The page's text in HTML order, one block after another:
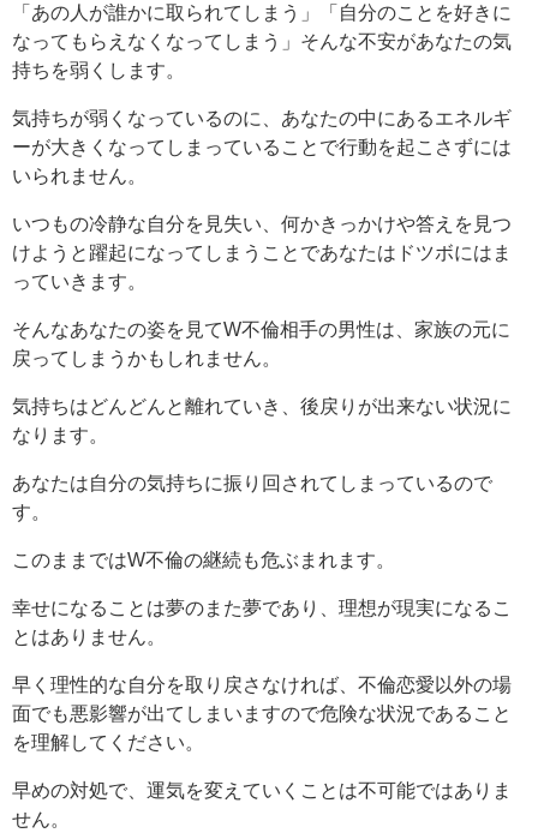
「あの人が誰かに取られてしまう」「自分のことを好きに
なってもらえなくなってしまう」そんな不安があなたの気
持ちを弱くします。
気持ちが弱くなっているのに、あなたの中にあるエネルギ
ーが大きくなってしまっていることで行動を起こさずには
いられません。
いつもの冷静な自分を見失い、何かきっかけや答えを見つ
けようと躍起になってしまうことであなたはドツボにはま
っていきます。
そんなあなたの姿を見てW不倫相手の男性は、家族の元に
戻ってしまうかもしれません。
気持ちはどんどんと離れていき、後戻りが出来ない状況に
なります。
あなたは自分の気持ちに振り回されてしまっているので
す。
このままではW不倫の継続も危ぶまれます。
幸せになることは夢のまた夢であり、理想が現実になるこ
とはありません。
早く理性的な自分を取り戻さなければ、不倫恋愛以外の場
面でも悪影響が出てしまいますので危険な状況であること
を理解してください。
早めの対処で、運気を変えていくことは不可能ではありま
せん。